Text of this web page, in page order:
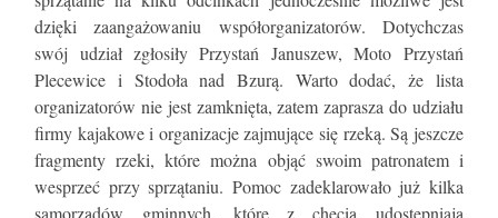
dzięki zaangażowaniu współorganizatorów. Dotychczas
swój udział zgłosiły Przystań Januszew, Moto Przystań
Plecewice i Stodoła nad Bzurą. Warto dodać, że lista
organizatorów nie jest zamknięta, zatem zaprasza do udziału
firmy kajakowe i organizacje zajmujące się rzeką. Są jeszcze
fragmenty rzeki, które można objąć swoim patronatem i
wesprzeć przy sprzątaniu. Pomoc zadeklarowało już kilka
samorządów gminnych, które z chęcią udostępniają